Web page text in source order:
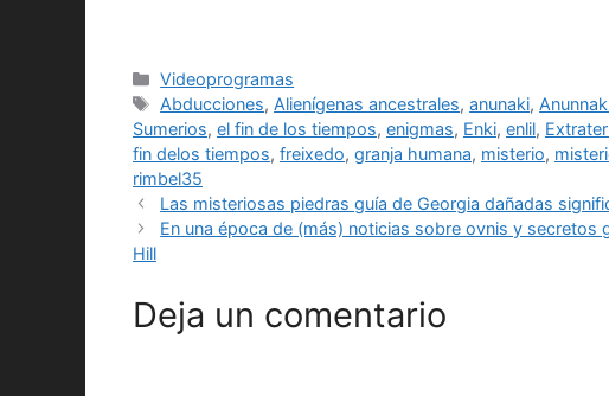
Categorías
Videoprogramas
Etiquetas
Abducciones, Alienígenas ancestrales,anunaki,
Sumerios, el fin de los tiempos, enigmas, Enki, enlil,
fin delos tiempos, freixedo, granja humana, misterio,
rimbel35
Las misteriosas piedras guía de Georgia dañadas
En una época de (más) noticias sobre ovnis y
Hill
Deja un comentario